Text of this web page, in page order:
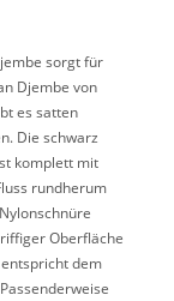
sorgt für
Djembe von
es satten
Die schwarz
komplett mit
rundherum
Oberfläche
dem